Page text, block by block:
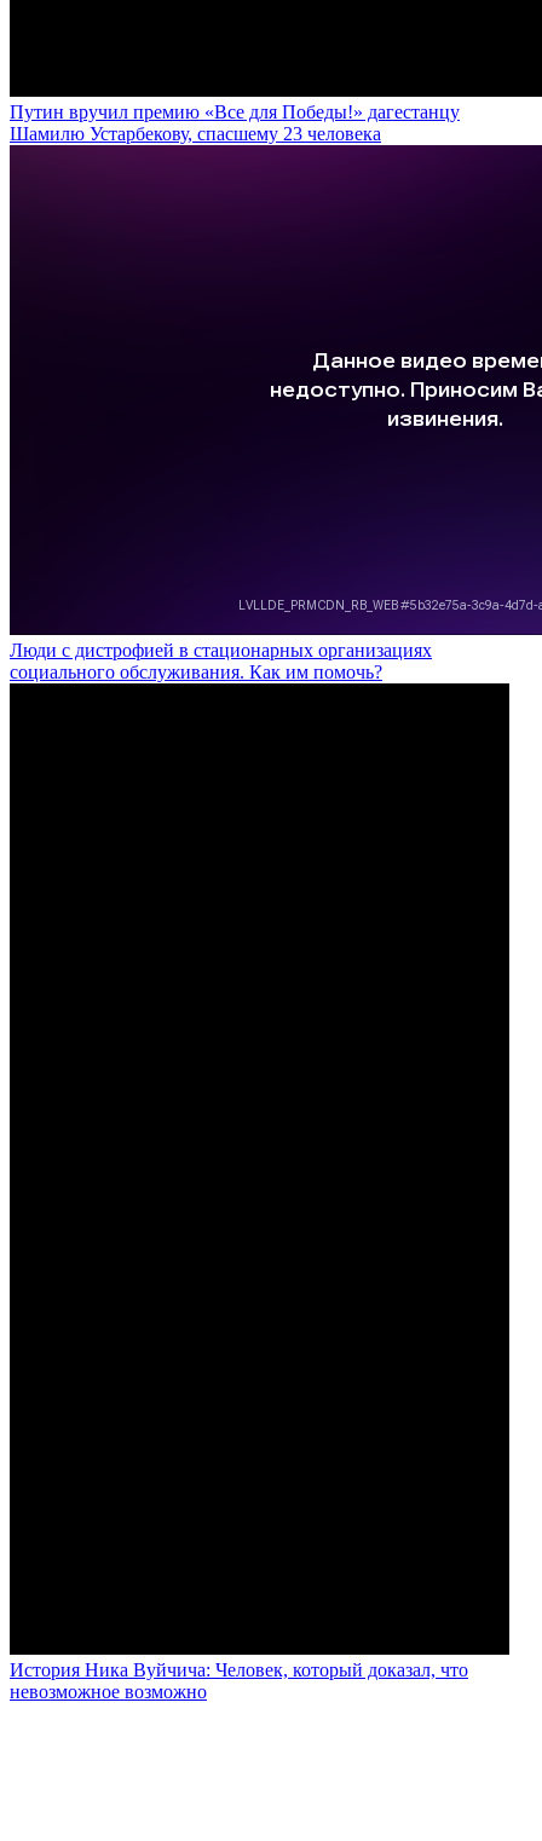
Путин вручил премию «Все для Победы!» дагестанцу
Шамилю Устарбекову, спасшему 23 человека
Люди с дистрофией в стационарных организациях
социального обслуживания. Как им помочь?
История Ника Вуйчича: Человек, который доказал, что
невозможное возможно